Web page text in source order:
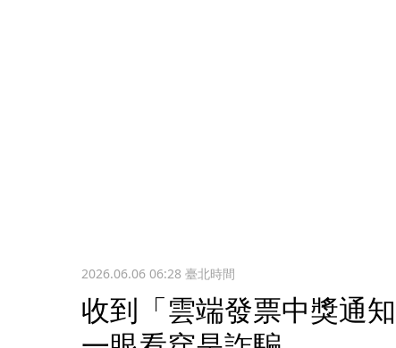
2026.06.06 06:28臺北時間
收到「雲端發票中獎通